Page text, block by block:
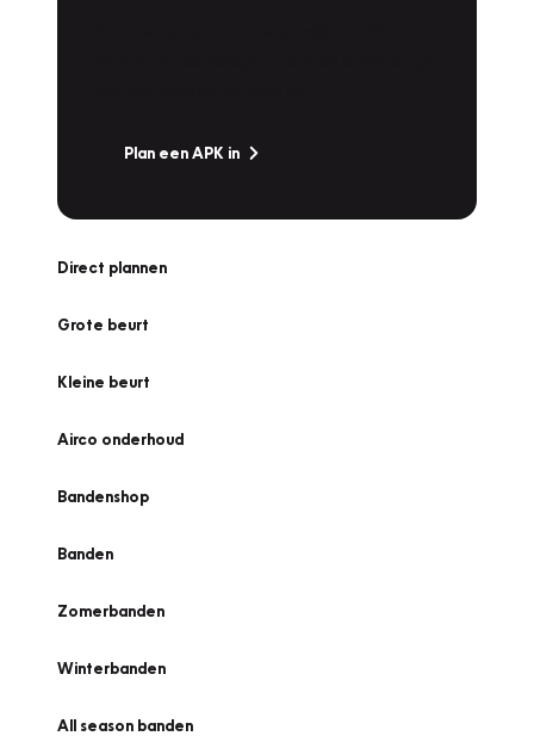
Plan een APK in
Direct plannen
Grote beurt
Kleine beurt
Airco onderhoud
Bandenshop
Banden
Zomerbanden
Winterbanden
All season banden